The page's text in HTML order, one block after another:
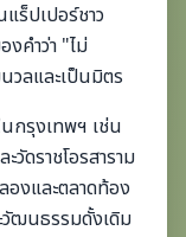
ร็ปเปอร์ชาว
คำว่า "ไม่
วลและเป็นมิตร
กรุงเทพฯ เช่น
ดราชโอรสาราม
องและตลาดท้อง
ฒนธรรมดั้งเดิม